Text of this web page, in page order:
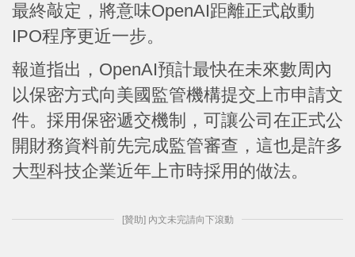
最終敲定，將意味OpenAI距離正式啟動
IPO程序更近一步。
報道指出，OpenAI預計最快在未來數周內
以保密方式向美國監管機構提交上市申請文
件。採用保密遞交機制，可讓公司在正式公
開財務資料前先完成監管審查，這也是許多
大型科技企業近年上市時採用的做法。
[贊助] 內文未完請向下滾動